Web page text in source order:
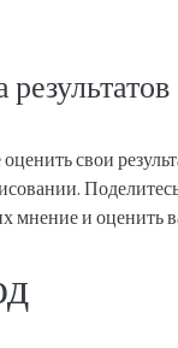
оценить свои
мнение и оценить